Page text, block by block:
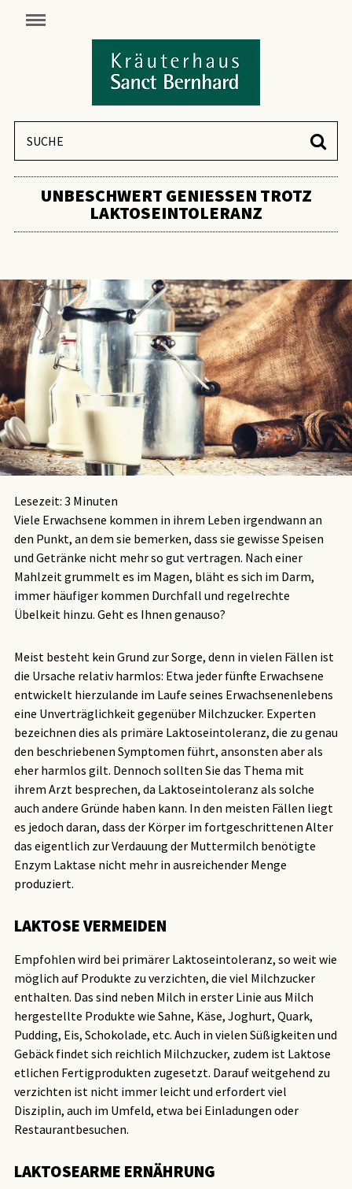
UNBESCHWERT GENIESSEN TROTZ L
AKTOSEINTOLERANZ
Lesezeit: 3 Minuten
Viele Erwachsene kommen in ihrem Leben irgendwann an
den Punkt, an dem sie bemerken, dass sie gewisse Speisen
und Getränke nicht mehr so gut vertragen. Nach einer
Mahlzeit grummelt es im Magen, bläht es sich im Darm,
immer häufiger kommen Durchfall und regelrechte
Übelkeit hinzu. Geht es Ihnen genauso?
Meist besteht kein Grund zur Sorge, denn in vielen Fällen ist
die Ursache relativ harmlos: Etwa jeder fünfte Erwachsene
entwickelt hierzulande im Laufe seines Erwachsenenlebens
eine Unverträglichkeit gegenüber Milchzucker. Experten
bezeichnen dies als primäre Laktoseintoleranz, die zu genau
den beschriebenen Symptomen führt, ansonsten aber als
eher harmlos gilt. Dennoch sollten Sie das Thema mit
ihrem Arzt besprechen, da Laktoseintoleranz als solche
auch andere Gründe haben kann. In den meisten Fällen liegt
es jedoch daran, dass der Körper im fortgeschrittenen Alter
das eigentlich zur Verdauung der Muttermilch benötigte
Enzym Laktase nicht mehr in ausreichender Menge
produziert.
LAKTOSE VERMEIDEN
Empfohlen wird bei primärer Laktoseintoleranz, so weit wie
möglich auf Produkte zu verzichten, die viel Milchzucker
enthalten. Das sind neben Milch in erster Linie aus Milch
hergestellte Produkte wie Sahne, Käse, Joghurt, Quark,
Pudding, Eis, Schokolade, etc. Auch in vielen Süßigkeiten und
Gebäck findet sich reichlich Milchzucker, zudem ist Laktose
etlichen Fertigprodukten zugesetzt. Darauf weitgehend zu
verzichten ist nicht immer leicht und erfordert viel
Disziplin, auch im Umfeld, etwa bei Einladungen oder
Restaurantbesuchen.
LAKTOSEARME ERNÄHRUNG